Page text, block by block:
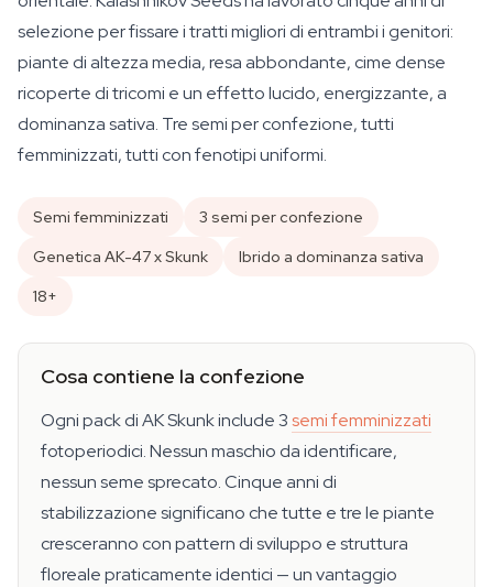
selezione per fissare i tratti migliori di entrambi i genitori:
piante di altezza media, resa abbondante, cime dense
ricoperte di tricomi e un effetto lucido, energizzante, a
dominanza sativa. Tre semi per confezione, tutti
femminizzati, tutti con fenotipi uniformi.
Semi femminizzati
3 semi per confezione
Genetica AK-47 x Skunk
Ibrido a dominanza sativa
18+
Cosa contiene la confezione
Ogni pack di AK Skunk include 3semi femminizzati
fotoperiodici. Nessun maschio da identificare,
nessun seme sprecato. Cinque anni di
stabilizzazione significano che tutte e tre le piante
cresceranno con pattern di sviluppo e struttura
floreale praticamente identici — un vantaggio